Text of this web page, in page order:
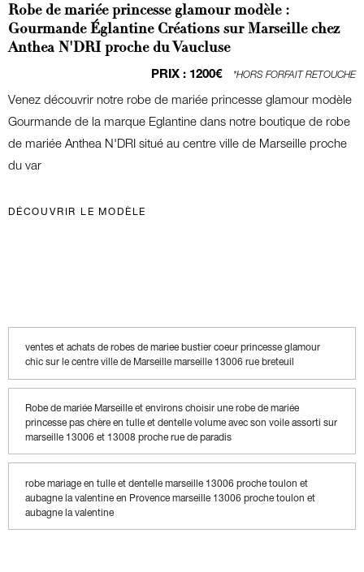
Robe de mariée princesse glamour modèle :
Gourmande Églantine Créations sur Marseille chez
Anthea N'DRI proche du Vaucluse
PRIX :1200€ *HORS FORFAIT RETOUCHE
Venez découvrir notre robe de mariée princesse glamour modèle
Gourmande de la marque Eglantine dans notre boutique de robe
de mariée Anthea N'DRI situé au centre ville de Marseille proche
du var
DÉCOUVRIR LE MODÈLE
ventes et achats de robes de mariee bustier coeur princesse glamour
chic sur le centre ville de Marseille marseille 13006 rue breteuil
Robe de mariée Marseille et environs choisir une robe de mariée
princesse pas chère en tulle et dentelle volume avec son voile assorti sur
marseille 13006 et 13008 proche rue de paradis
robe mariage en tulle et dentelle marseille 13006 proche toulon et
aubagne la valentine en Provence marseille 13006 proche toulon et
aubagne la valentine